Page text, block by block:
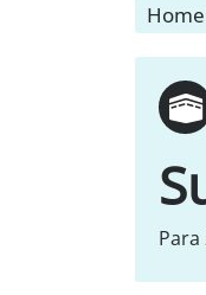
Home
Para